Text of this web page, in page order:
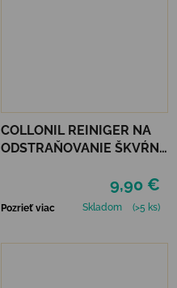
COLLONIL REINIGER NA
ODSTRAŇOVANIE ŠKVŔN
9,90 €
Pozrieť viac Skladom (>5 ks)